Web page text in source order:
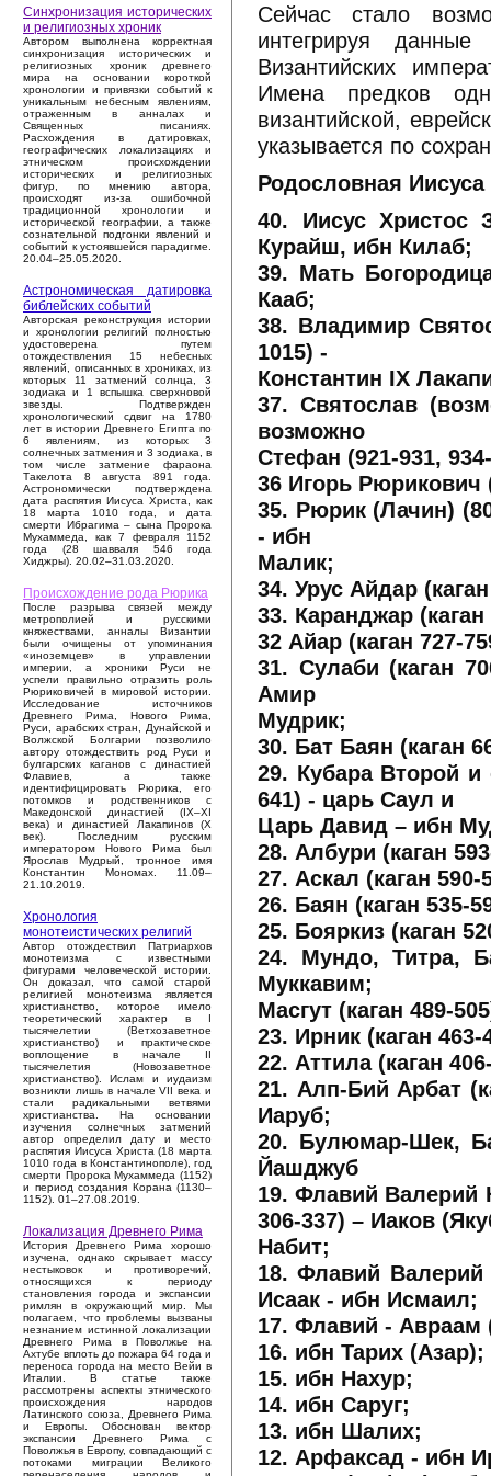
Синхронизация исторических
и религиозных хроник
Автором выполнена корректная
синхронизация исторических и
религиозных хроник древнего
мира на основании короткой
хронологии и привязки событий к
уникальным небесным явлениям,
отраженным в анналах и
Священных писаниях.
Расхождения в датировках,
географических локализациях и
этническом происхождении
исторических и религиозных
фигур, по мнению автора,
происходят из-за ошибочной
традиционной хронологии и
исторической географии, а также
сознательной подгонки явлений и
событий к устоявшейся парадигме.
20.04–25.05.2020.
Астрономическая датировка
библейских событий
Авторская реконструкция истории
и хронологии религий полностью
удостоверена путем
отождествления 15 небесных
явлений, описанных в хрониках, из
которых 11 затмений солнца, 3
зодиака и 1 вспышка сверхновой
звезды. Подтвержден
хронологический сдвиг на 1780
лет в истории Древнего Египта по
6 явлениям, из которых 3
солнечных затмения и 3 зодиака, в
том числе затмение фараона
Такелота 8 августа 891 года.
Астрономически подтверждена
дата распятия Иисуса Христа, как
18 марта 1010 года, и дата
смерти Ибрагима – сына Пророка
Мухаммеда, как 7 февраля 1152
года (28 шавваля 546 года
Хиджры). 20.02–31.03.2020.
Происхождение рода Рюрика
После разрыва связей между
метрополией и русскими
княжествами, анналы Византии
были очищены от упоминания
«иноземцев» в управлении
империи, а хроники Руси не
успели правильно отразить роль
Рюриковичей в мировой истории.
Исследование источников
Древнего Рима, Нового Рима,
Руси, арабских стран, Дунайской и
Волжской Болгарии позволило
автору отождествить род Руси и
булгарских каганов с династией
Флавиев, а также
идентифицировать Рюрика, его
потомков и родственников с
Македонской династией (IX–XI
века) и династией Лакапинов (X
век). Последним русским
императором Нового Рима был
Ярослав Мудрый, тронное имя
Константин Мономах. 11.09–
21.10.2019.
Хронология
монотеистических религий
Автор отождествил Патриархов
монотеизма с известными
фигурами человеческой истории.
Он доказал, что самой старой
религией монотеизма является
христианство, которое имело
теоретический характер в I
тысячелетии (Ветхозаветное
христианство) и практическое
воплощение в начале II
тысячелетия (Новозаветное
христианство). Ислам и иудаизм
возникли лишь в начале VII века и
стали радикальными ветвями
христианства. На основании
изучения солнечных затмений
автор определил дату и место
распятия Иисуса Христа (18 марта
1010 года в Константинополе), год
смерти Пророка Мухаммеда (1152)
и период создания Корана (1130–
1152). 01–27.08.2019.
Локализация Древнего Рима
История Древнего Рима хорошо
изучена, однако скрывает массу
нестыковок и противоречий,
относящихся к периоду
становления города и экспансии
римлян в окружающий мир. Мы
полагаем, что проблемы вызваны
незнанием истинной локализации
Древнего Рима в Поволжье на
Ахтубе вплоть до пожара 64 года и
переноса города на место Вейи в
Италии. В статье также
рассмотрены аспекты этнического
происхождения народов
Латинского союза, Древнего Рима
и Европы. Обоснован вектор
экспансии Древнего Рима с
Поволжья в Европу, совпадающий с
потоками миграции Великого
Сейчас стало
интегрируя
Византийских
Имена предков
византийской,
указывается по
Родословная Иисуса
40. Иисус Христос
Курайш, ибн Килаб;
39. Мать
Кааб;
38. Владимир
1015) -
Константин IX
37. Святослав
возможно
Стефан (921-931,
36 Игорь Рюрикович
35. Рюрик (Лачин)
- ибн
Малик;
34. Урус Айдар
33. Каранджар
32 Айар (каган 727-
31. Сулаби (каган
Амир
Мудрик;
30. Бат Баян (каган
29. Кубара Второй
641) - царь Саул и
Царь Давид – ибн
28. Албури (каган
27. Аскал (каган
26. Баян (каган 535-
25. Бояркиз (каган
24. Мундо, Титра,
Муккавим;
Масгут (каган 489-
23. Ирник (каган
22. Аттила (каган
21. Алп-Бий Арбат
Иаруб;
20. Булюмар-Шек,
Йашджуб
19. Флавий Валерий
306-337) – Иаков
Набит;
18. Флавий Валерий
Исаак - ибн Исмаил;
17. Флавий - Авраам
16. ибн Тарих (Азар);
15. ибн Нахур;
14. ибн Саруг;
13. ибн Шалих;
12. Арфаксад - ибн